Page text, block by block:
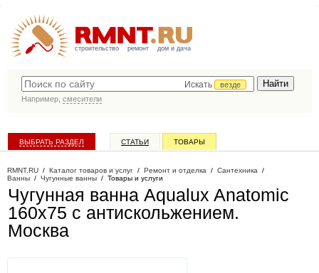
строительство ремонт дом и дача
Искать
везде
Например, смесители
ВЫБРАТЬ РАЗДЕЛ СТАТЬИ ТОВАРЫ
RMNT.RU / Каталог товаров и услуг / Ремонт и отделка / Сантехника /
Ванны / Чугунные ванны / Товары и услуги
Чугунная ванна Aqualux Anatomic
160x75 с антискольжением.
Москва